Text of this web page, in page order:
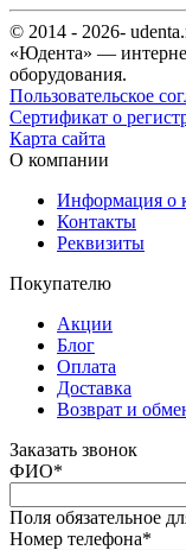
© 2014 - 2026-
«Юдента» —
оборудования.
Пользовательское
Сертификат о
Карта сайта
О компании
Информация о
Контакты
Реквизиты
Покупателю
Акции
Блог
Оплата
Доставка
Возврат и
Заказать звонок
ФИО*
Поля обязательное
Номер телефона*